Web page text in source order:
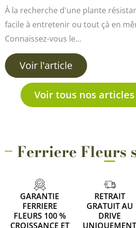
À la recherche d'une plante
facile à entretenir ou tout çà en
Connaissez-vous le…
Voir l'article
Voir tous nos
Ferriere Fleurs
GARANTIE
FERRIERE
FLEURS 100 %
CROISSANCE ET
RETRAIT
GRATUIT AU
DRIVE
UNIQUEMENT